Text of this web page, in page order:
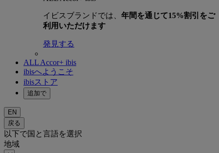
イビスブランドでは、 年間を通じて15%割引をご
利用いただけます
発見する
ALL Accor+ ibis
ibisへようこそ
ibisストア
追加で
EN
戻る
以下で国と言語を選択
地域